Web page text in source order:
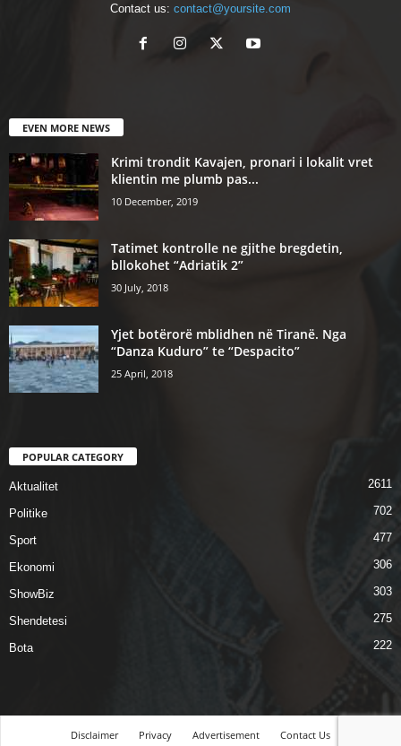
Contact us: contact@yoursite.com
EVEN MORE NEWS
Krimi trondit Kavajen, pronari i lokalit vret
klientin me plumb pas...
10 December, 2019
Tatimet kontrolle ne gjithe bregdetin,
bllokohet “Adriatik 2”
30 July, 2018
Yjet botërorë mblidhen në Tiranë. Nga
“Danza Kuduro” te “Despacito”
25 April, 2018
POPULAR CATEGORY
Aktualitet 2611
Politike 702
Sport 477
Ekonomi 306
ShowBiz 303
Shendetesi 275
Bota 222
Disclaimer Privacy Advertisement Contact Us